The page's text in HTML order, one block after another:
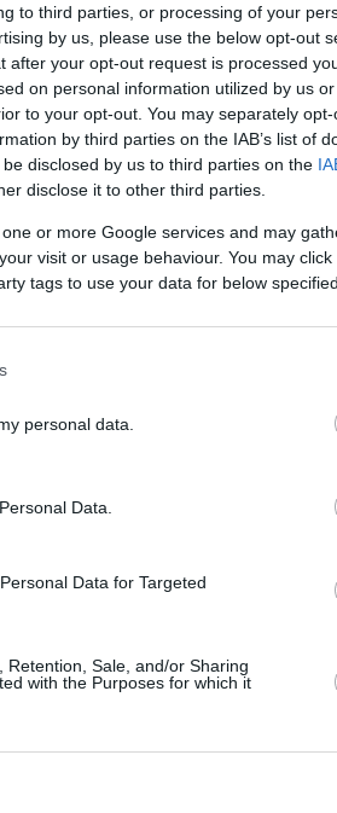
to third parties, or processing of your
by us, please use the below opt-out
after your opt-out request is processed
on personal information utilized by us
to your opt-out. You may separately
by third parties on the IAB’s list of
disclosed by us to third parties on the
disclose it to other third parties.
or more Google services and may
visit or usage behaviour. You may
tags to use your data for below
personal data.
Data.
Data for Targeted
Sale, and/or Sharing
with the Purposes for which it
θέσει δημοσιότητα τον
σχετικά με την
Εργασίας, με την
για τις συλλογικές